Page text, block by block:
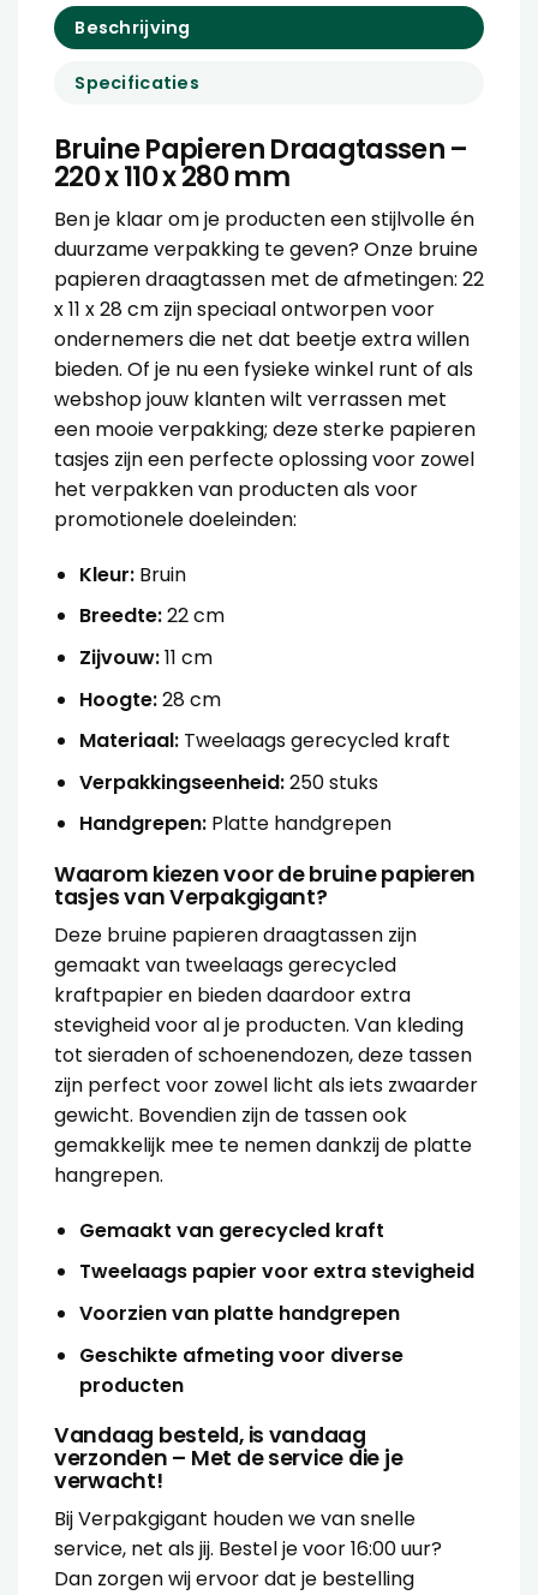
Beschrijving
Specificaties
Bruine Papieren Draagtassen –
220 x 110 x 280 mm
Ben je klaar om je producten een stijlvolle én
duurzame verpakking te geven? Onze bruine
papieren draagtassen met de afmetingen: 22
x 11 x 28 cm zijn speciaal ontworpen voor
ondernemers die net dat beetje extra willen
bieden. Of je nu een fysieke winkel runt of als
webshop jouw klanten wilt verrassen met
een mooie verpakking; deze sterke papieren
tasjes zijn een perfecte oplossing voor zowel
het verpakken van producten als voor
promotionele doeleinden:
Kleur:Bruin
Breedte:22 cm
Zijvouw:11 cm
Hoogte:28 cm
Materiaal:Tweelaags gerecycled kraft
Verpakkingseenheid:250 stuks
Handgrepen:Platte handgrepen
Waarom kiezen voor de bruine papieren
tasjes van Verpakgigant?
Deze bruine papieren draagtassen zijn
gemaakt van tweelaags gerecycled
kraftpapier en bieden daardoor extra
stevigheid voor al je producten. Van kleding
tot sieraden of schoenendozen, deze tassen
zijn perfect voor zowel licht als iets zwaarder
gewicht. Bovendien zijn de tassen ook
gemakkelijk mee te nemen dankzij de platte
hangrepen.
Gemaakt van gerecycled kraft
Tweelaags papier voor extra stevigheid
Voorzien van platte handgrepen
Geschikte afmeting voor diverse
producten
Vandaag besteld, is vandaag
verzonden – Met de service die je
verwacht!
Bij Verpakgigant houden we van snelle
service, net als jij. Bestel je voor 16:00 uur?
Dan zorgen wij ervoor dat je bestelling